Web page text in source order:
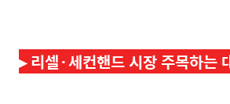
▸리셀·세컨핸드 시장 주목하는